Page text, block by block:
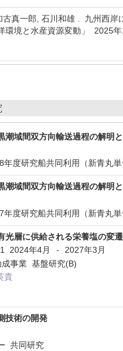
真一郎, 石川和雄 . 九州西
環境と水産資源変動」 2025年
域間双方向輸送過程の解明
度研究船共同利用（新青丸単
域間双方向輸送過程の解明
度研究船共同利用（新青丸単
光層に供給される栄養塩の変
2024年4月 -
2027年3月
事業 基盤研究(B)
貴
技術の開発
共同研究